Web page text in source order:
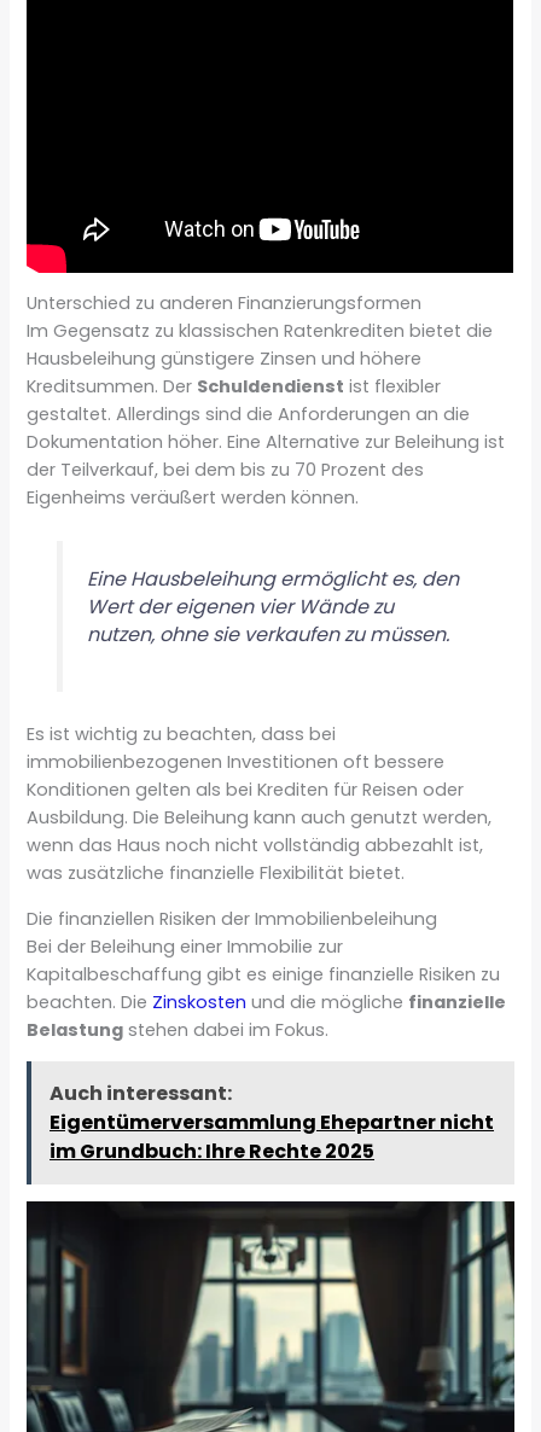
Unterschied zu anderen Finanzierungsformen
Im Gegensatz zu klassischen Ratenkrediten bietet die
Hausbeleihung günstigere Zinsen und höhere
Kreditsummen. Der Schuldendienst ist flexibler
gestaltet. Allerdings sind die Anforderungen an die
Dokumentation höher. Eine Alternative zur Beleihung ist
der Teilverkauf, bei dem bis zu 70 Prozent des
Eigenheims veräußert werden können.
Eine Hausbeleihung ermöglicht es, den
Wert der eigenen vier Wände zu
nutzen, ohne sie verkaufen zu müssen.
Es ist wichtig zu beachten, dass bei
immobilienbezogenen Investitionen oft bessere
Konditionen gelten als bei Krediten für Reisen oder
Ausbildung. Die Beleihung kann auch genutzt werden,
wenn das Haus noch nicht vollständig abbezahlt ist,
was zusätzliche finanzielle Flexibilität bietet.
Die finanziellen Risiken der Immobilienbeleihung
Bei der Beleihung einer Immobilie zur
Kapitalbeschaffung gibt es einige finanzielle Risiken zu
beachten. Die Zinskosten und die mögliche finanzielle
Belastung stehen dabei im Fokus.
Auch interessant:
Eigentümerversammlung Ehepartner nicht
im Grundbuch: Ihre Rechte 2025